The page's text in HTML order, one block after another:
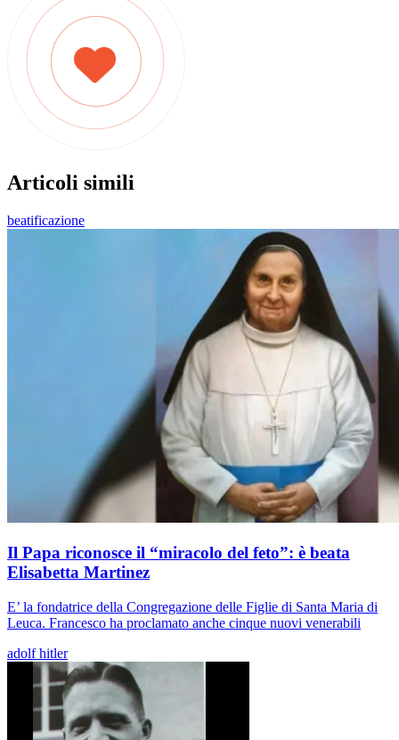
Articoli simili
beatificazione
Il Papa riconosce il “miracolo del feto”: è beata
Elisabetta Martinez
E’ la fondatrice della Congregazione delle Figlie di Santa Maria di
Leuca. Francesco ha proclamato anche cinque nuovi venerabili
adolf hitler